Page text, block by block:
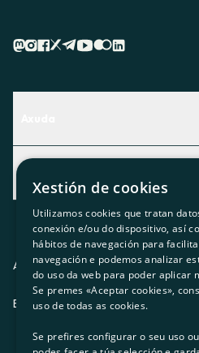
Descubre qué servicio te
Contacto
Actualidad
O recuncho da socia
Prensa
Trabaja con nosotros
Aviso legalPolítica de privacidad
ES CAGLEU
Xestión de cookies
Utilizamos cookies que tratan
conexión e/ou do dispositivo, así
hábitos de navegación para
navegación e podemos analizar
do uso da web para poder aplicar
Se premes «Aceptar cookies»,
uso de todas as cookies.
Se prefires configurar o seu uso